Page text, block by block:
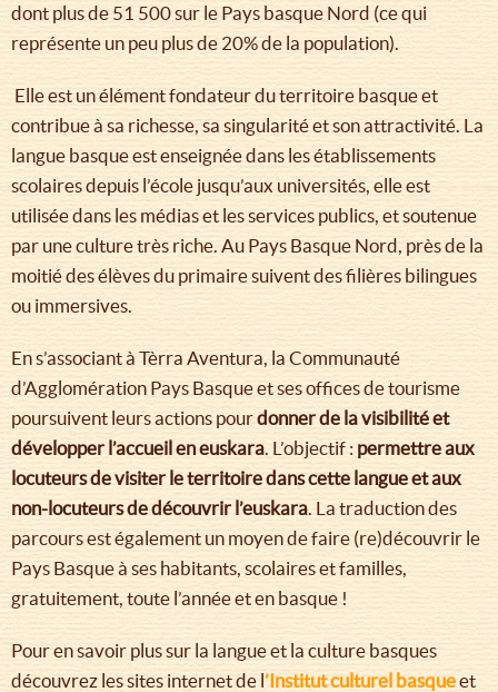
dont plus de 51 500 sur le Pays basque Nord (ce qui
représente un peu plus de 20% de la population).
Elle est un élément fondateur du territoire basque et
contribue à sa richesse, sa singularité et son attractivité. La
langue basque est enseignée dans les établissements
scolaires depuis l’école jusqu’aux universités, elle est
utilisée dans les médias et les services publics, et soutenue
par une culture très riche. Au Pays Basque Nord, près de la
moitié des élèves du primaire suivent des filières bilingues
ou immersives.
En s’associant à Tèrra Aventura, la Communauté
d’Agglomération Pays Basque et ses offices de tourisme
poursuivent leurs actions pourdonner de la visibilité et
développer l’accueil en euskara. L’objectif : permettre aux
locuteurs de visiter le territoire dans cette langue et aux
non-locuteurs de découvrir l’euskara. La traduction des
parcours est également un moyen de faire (re)découvrir le
Pays Basque à ses habitants, scolaires et familles,
gratuitement, toute l’année et en basque !
Pour en savoir plus sur la langue et la culture basques
découvrez les sites internet de l’Institut culturel basqueet